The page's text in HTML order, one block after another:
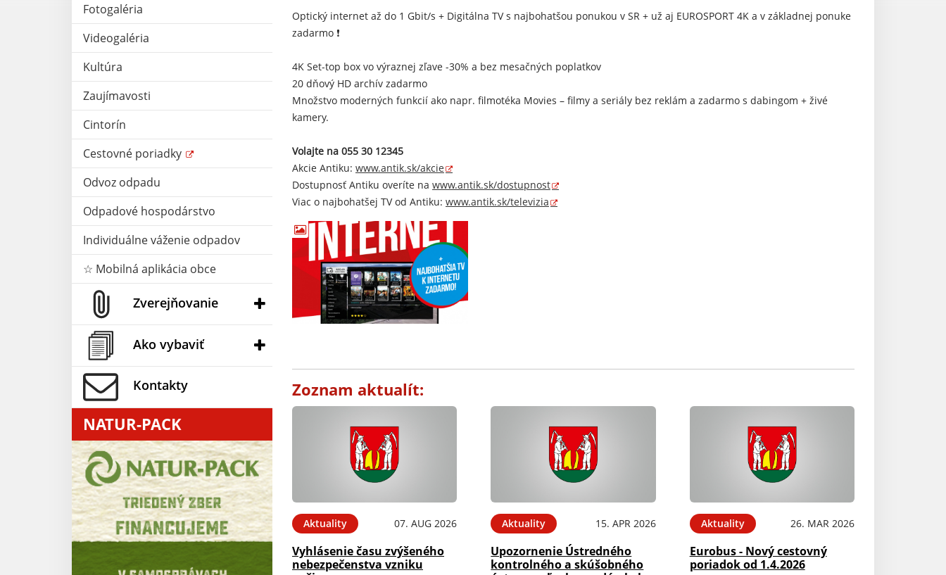
Fotogaléria
Videogaléria
Kultúra
Zaujímavosti
Cintorín
Cestovné poriadky
Odvoz odpadu
Odpadové hospodárstvo
Individuálne váženie odpadov
☆ Mobilná aplikácia obce
Zverejňovanie
Ako vybaviť
Kontakty
NATUR-PACK
Optický internet až do 1 Gbit/s + Digitálna TV s najbohatšou ponukou v SR + už aj EUROSPORT 4K a v základnej ponuke
zadarmo ❗
4K Set-top box vo výraznej zľave -30% a bez mesačných poplatkov
20 dňový HD archív zadarmo
Množstvo moderných funkcií ako napr. filmotéka Movies – filmy a seriály bez reklám a zadarmo s dabingom + živé
kamery.
Volajte na 055 30 12345
Akcie Antiku: www.antik.sk/akcie
Dostupnosť Antiku overíte na www.antik.sk/dostupnost
Viac o najbohatšej TV od Antiku: www.antik.sk/televizia
Zoznam aktualít:
Aktuality 07. AUG 2026
Vyhlásenie času zvýšeného
nebezpečenstva vzniku
Aktuality 15. APR 2026
Upozornenie Ústredného
kontrolného a skúšobného
Aktuality 26. MAR 2026
Eurobus - Nový cestovný
poriadok od 1.4.2026